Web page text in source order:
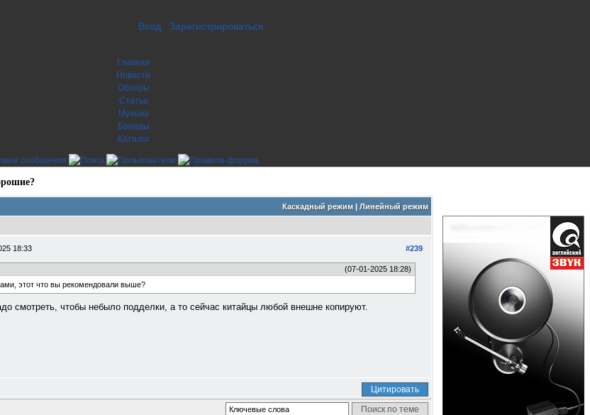
Вход Зарегистрироваться
Главная
Новости
Обзоры
Статьи
Музыка
Бренды
Каталог
Каскадный режим| Линейный режим
#239
18:33
(07-01-2025 18:28)
этот что вы рекомендовали выше?
смотреть, чтобы небыло подделки, а то сейчас китайцы любой внешне копируют.
Цитировать